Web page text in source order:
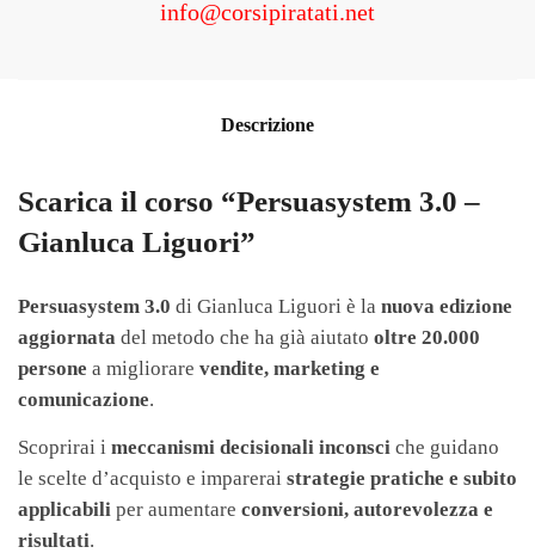
info@corsipiratati.net
Descrizione
Scarica il corso “Persuasystem 3.0 –
Gianluca Liguori”
Persuasystem 3.0 di Gianluca Liguori è la nuova edizione
aggiornata del metodo che ha già aiutato oltre 20.000
persone a migliorare vendite, marketing e
comunicazione.
Scoprirai i meccanismi decisionali inconsci che guidano
le scelte d’acquisto e imparerai strategie pratiche e subito
applicabili per aumentare conversioni, autorevolezza e
risultati.